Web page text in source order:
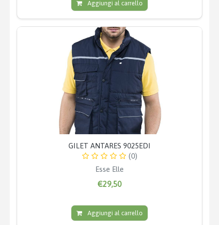
Aggiungi al carrello
GILET ANTARES 9025EDI
(0)
Esse Elle
€29,50
Aggiungi al carrello